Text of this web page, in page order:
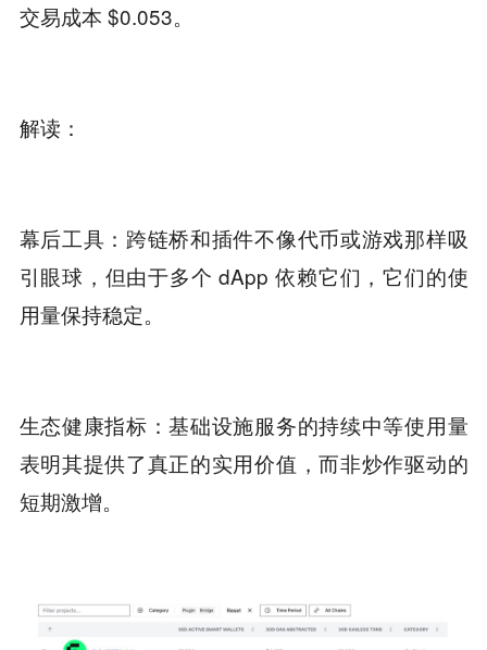
交易成本 $0.053。
解读：
幕后工具：跨链桥和插件不像代币或游戏那样吸
引眼球，但由于多个 dApp 依赖它们，它们的使
用量保持稳定。
生态健康指标：基础设施服务的持续中等使用量
表明其提供了真正的实用价值，而非炒作驱动的
短期激增。